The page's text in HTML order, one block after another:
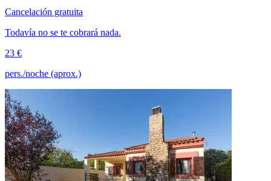
Cancelación gratuita
Todavía no se te cobrará nada.
23 €
pers./noche (aprox.)